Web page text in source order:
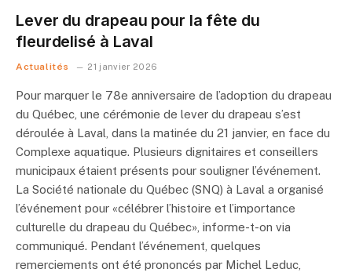
Lever du drapeau pour la fête du
fleurdelisé à Laval
Actualités 21 janvier 2026
Pour marquer le 78e anniversaire de l’adoption du drapeau
du Québec, une cérémonie de lever du drapeau s’est
déroulée à Laval, dans la matinée du 21 janvier, en face du
Complexe aquatique. Plusieurs dignitaires et conseillers
municipaux étaient présents pour souligner l’événement.
La Société nationale du Québec (SNQ) à Laval a organisé
l’événement pour «célébrer l’histoire et l’importance
culturelle du drapeau du Québec», informe-t-on via
communiqué. Pendant l’événement, quelques
remerciements ont été prononcés par Michel Leduc,